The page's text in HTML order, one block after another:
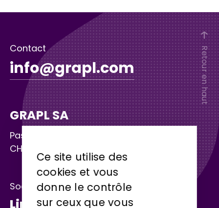
Retour en haut
Contact
info@grapl.com
GRAPL SA
Passage St-François 9
CH – 1003 Lausanne
Socials
Linkedin
Ce site utilise des
cookies et vous
donne le contrôle
sur ceux que vous